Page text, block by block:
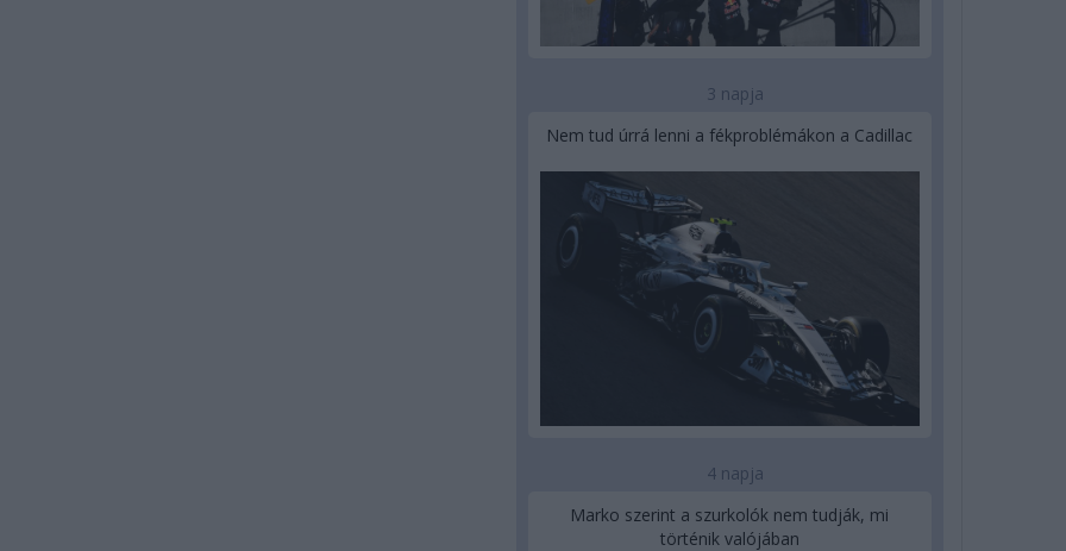
3 napja
Nem tud úrrá lenni a fékproblémákon a Cadillac
4 napja
Marko szerint a szurkolók nem tudják, mi
történik valójában